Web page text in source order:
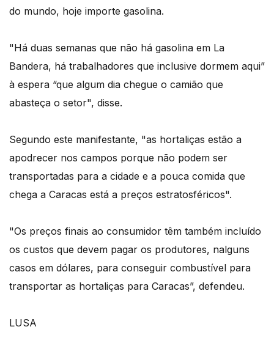
do mundo, hoje importe gasolina.
"Há duas semanas que não há gasolina em La
Bandera, há trabalhadores que inclusive dormem aqui”
à espera “que algum dia chegue o camião que
abasteça o setor", disse.
Segundo este manifestante, "as hortaliças estão a
apodrecer nos campos porque não podem ser
transportadas para a cidade e a pouca comida que
chega a Caracas está a preços estratosféricos".
"Os preços finais ao consumidor têm também incluído
os custos que devem pagar os produtores, nalguns
casos em dólares, para conseguir combustível para
transportar as hortaliças para Caracas”, defendeu.
LUSA